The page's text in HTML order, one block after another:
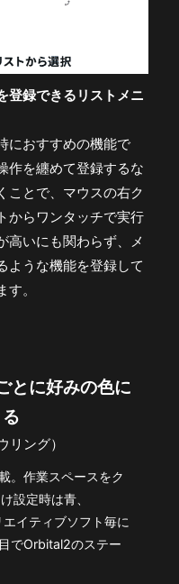
登録できるリストメニ
におすすめの機能で
作を纏めて登録するな
ことで、マウスの右ク
からワンタッチで実行
高いにも関わらず、メ
ような機能を登録して
。
とに好みの色に
ング）
。作業スペースをク
設定時は青、
イティブソフト毎に
でOrbital2のステー